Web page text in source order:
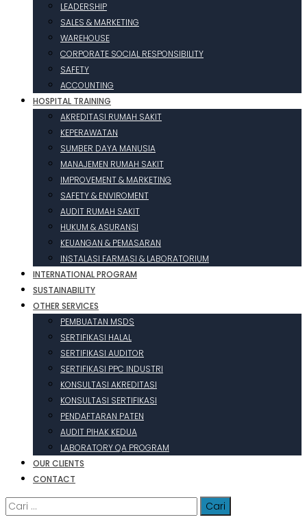
LEADERSHIP
SALES & MARKETING
WAREHOUSE
CORPORATE SOCIAL RESPONSIBILITY
SAFETY
ACCOUNTING
HOSPITAL TRAINING
AKREDITASI RUMAH SAKIT
KEPERAWATAN
SUMBER DAYA MANUSIA
MANAJEMEN RUMAH SAKIT
IMPROVEMENT & MARKETING
SAFETY & ENVIROMENT
AUDIT RUMAH SAKIT
HUKUM & ASURANSI
KEUANGAN & PEMASARAN
INSTALASI FARMASI & LABORATORIUM
INTERNATIONAL PROGRAM
SUSTAINABILITY
OTHER SERVICES
PEMBUATAN MSDS
SERTIFIKASI HALAL
SERTIFIKASI AUDITOR
SERTIFIKASI PPC INDUSTRI
KONSULTASI AKREDITASI
KONSULTASI SERTIFIKASI
PENDAFTARAN PATEN
AUDIT PIHAK KEDUA
LABORATORY QA PROGRAM
OUR CLIENTS
CONTACT
Cari
untuk: